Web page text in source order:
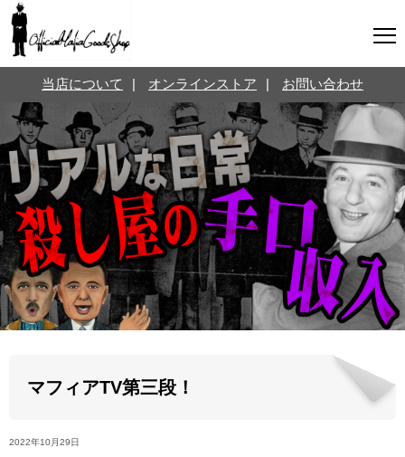
Twitterはこちら @jpmeyerlanskytm
カテゴリ
お知らせ マフィアの小話
三分で学ぶマフィア暗黒史 名言・悩み相談
時事ニュース
ABOUT US
当店について オンラインストア お問い合わせ
マフィアTV第三段！
2022年10月29日
オンラインストア
お問い合わせ
言葉のお医者さん